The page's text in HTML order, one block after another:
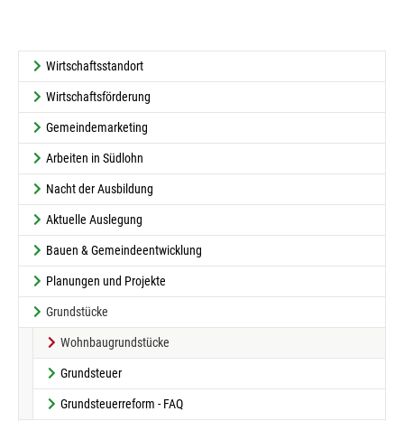
Wirtschaftsstandort
Wirtschaftsförderung
Gemeindemarketing
Arbeiten in Südlohn
Nacht der Ausbildung
Aktuelle Auslegung
Bauen & Gemeindeentwicklung
Planungen und Projekte
Grundstücke
Wohnbaugrundstücke
Grundsteuer
Grundsteuerreform - FAQ